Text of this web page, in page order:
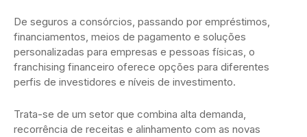
De seguros a consórcios, passando por empréstimos,
financiamentos, meios de pagamento e soluções
personalizadas para empresas e pessoas físicas, o
franchising financeiro oferece opções para diferentes
perfis de investidores e níveis de investimento.
Trata-se de um setor que combina alta demanda,
recorrência de receitas e alinhamento com as novas